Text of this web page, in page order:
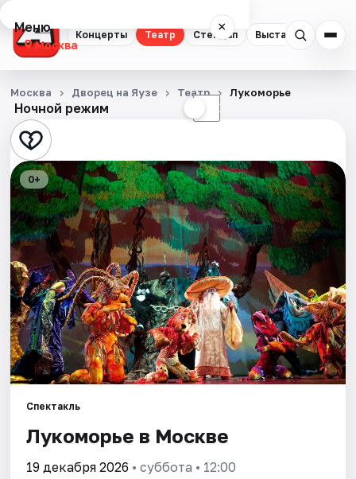
Концерты Театр Стендап Выставки
Меню ×
Москва
Концерты
Театр
Стендап
Выставки
Квесты
Экскурсии
Спорт
События
Площадки
Артисты
Ночной режим ☾
Москва Дворец на Яузе Театр Лукоморье
0+
Спектакль
Лукоморье в Москве
19 декабря 2026 • суббота • 12:00